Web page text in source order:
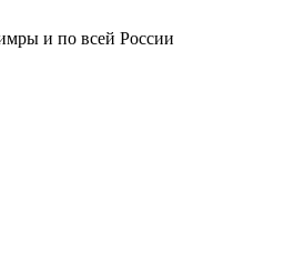
и по всей России